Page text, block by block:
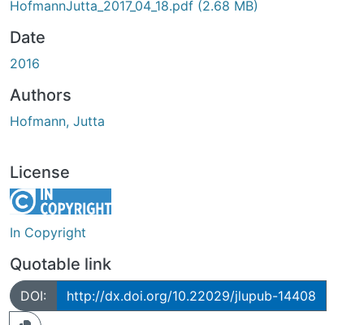
HofmannJutta_2017_04_18.pdf (2.68 MB)
Date
2016
Authors
Hofmann, Jutta
License
In Copyright
Quotable link
DOI: http://dx.doi.org/10.22029/jlupub-14408